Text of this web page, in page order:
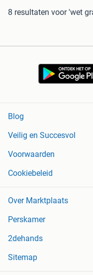
8 resultaten voor 'wet
Blog
Veilig en Succesvol
Voorwaarden
Cookiebeleid
Over Marktplaats
Perskamer
2dehands
Sitemap